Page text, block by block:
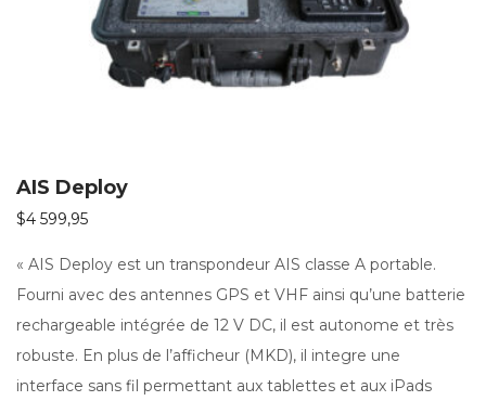
AIS Deploy
$4 599,95
« AIS Deploy est un transpondeur AIS classe A portable.
Fourni avec des antennes GPS et VHF ainsi qu’une batterie
rechargeable intégrée de 12 V DC, il est autonome et très
robuste. En plus de l’afficheur (MKD), il integre une
interface sans fil permettant aux tablettes et aux iPads